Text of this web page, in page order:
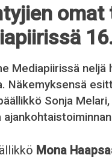
Mediapiirissä
Näkemyksensä
Sonja
Mona